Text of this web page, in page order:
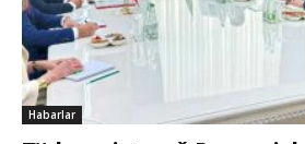
Habarlar